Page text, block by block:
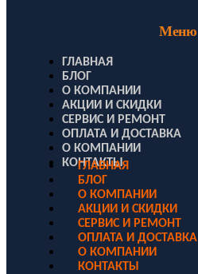
Меню
ГЛАВНАЯ
БЛОГ
О КОМПАНИИ
АКЦИИ И СКИДКИ
СЕРВИС И РЕМОНТ
ОПЛАТА И ДОСТАВКА
О КОМПАНИИ
КОНТАКТЫ
ГЛАВНАЯ
БЛОГ
О КОМПАНИИ
АКЦИИ И СКИДКИ
СЕРВИС И РЕМОНТ
ОПЛАТА И ДОСТАВКА
О КОМПАНИИ
КОНТАКТЫ